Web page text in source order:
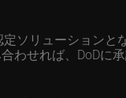
ソリューション
わせれば、DoDに